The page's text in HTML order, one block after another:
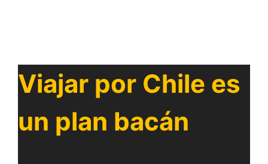
Viajar por Chile es
un plan bacán